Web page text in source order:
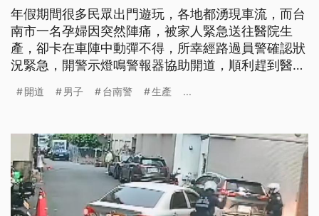
年假期間很多民眾出門遊玩，各地都湧現車流，而台
南市一名孕婦因突然陣痛，被家人緊急送往醫院生
產，卻卡在車陣中動彈不得，所幸經路過員警確認狀
況緊急，開警示燈鳴警報器協助開道，順利趕到醫院
開道 男子 台南警 生產 ...